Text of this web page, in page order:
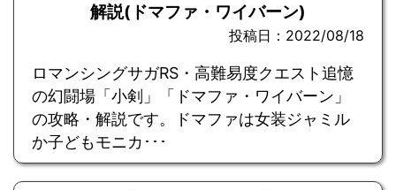
解説(ドマファ・ワイバーン)
投稿日：2022/08/18
ロマンシングサガRS・高難易度クエスト追憶
の幻闘場「小剣」「ドマファ・ワイバーン」
の攻略・解説です。ドマファは女装ジャミル
か子どもモニカ･･･